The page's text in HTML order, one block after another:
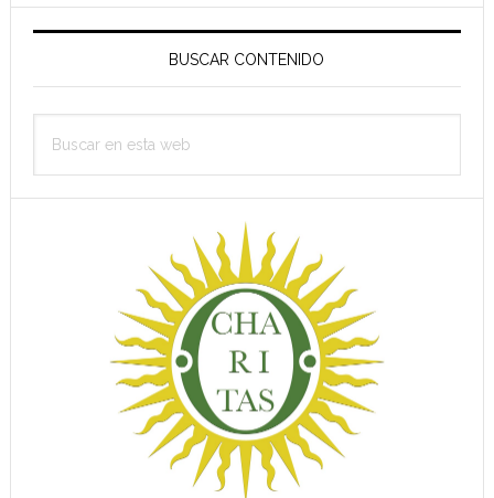
Barra
principal
BUSCAR CONTENIDO